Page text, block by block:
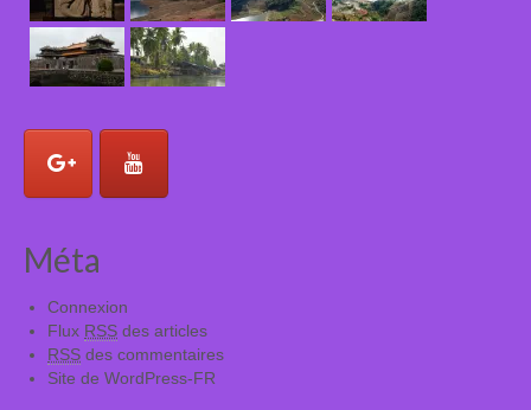
Méta
Connexion
Flux RSS des articles
RSS des commentaires
Site de WordPress-FR